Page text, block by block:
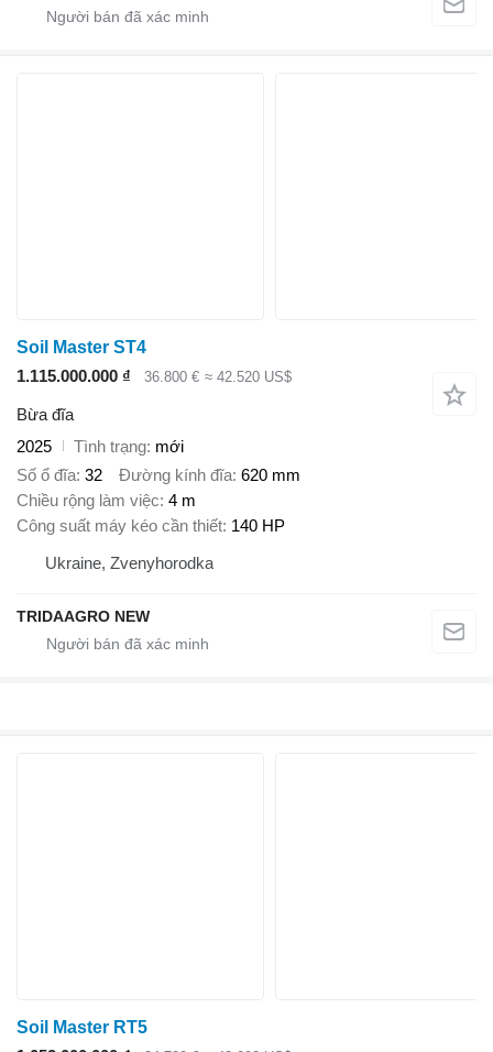
Soil Master ST4
1.115.000.000 ₫
36.800 € ≈ 42.520 US$
Bừa đĩa
2025
Tình trạng mới
Số ổ đĩa 32 Đường kính đĩa 620 mm
Chiều rộng làm việc 4 m
Công suất máy kéo cần thiết 140 HP
Ukraine, Zvenyhorodka
TRIDAAGRO NEW
Soil Master RT5